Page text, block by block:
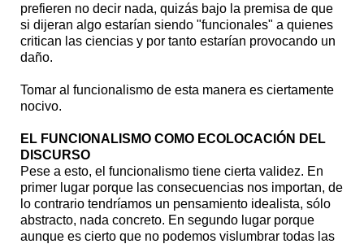
prefieren no decir nada, quizás bajo la premisa de que
si dijeran algo estarían siendo "funcionales" a quienes
critican las ciencias y por tanto estarían provocando un
daño.
Tomar al funcionalismo de esta manera es ciertamente
nocivo.
EL FUNCIONALISMO COMO ECOLOCACIÓN DEL
DISCURSO
Pese a esto, el funcionalismo tiene cierta validez. En
primer lugar porque las consecuencias nos importan, de
lo contrario tendríamos un pensamiento idealista, sólo
abstracto, nada concreto. En segundo lugar porque
aunque es cierto que no podemos vislumbrar todas las